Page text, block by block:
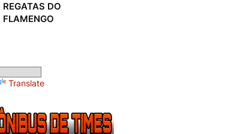
REGATAS DO
FLAMENGO
Translate